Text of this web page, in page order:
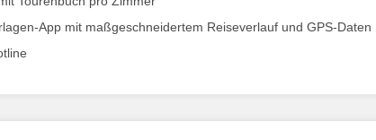
App mit maßgeschneidertem Reiseverlauf und GPS-Daten